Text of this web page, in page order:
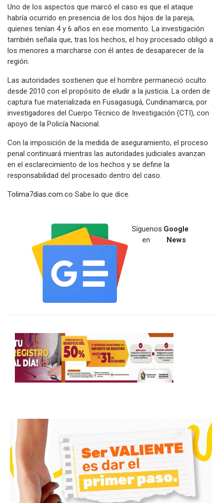
Uno de los aspectos que marcó el caso es que el ataque
habría ocurrido en presencia de los dos hijos de la pareja,
quienes tenían 4 y 6 años en ese momento. La investigación
también señala que, tras los hechos, el hoy procesado obligó a
los menores a marcharse con él antes de desaparecer de la
región.
Las autoridades sostienen que el hombre permaneció oculto
desde 2010 con el propósito de eludir a la justicia. La orden de
captura fue materializada en Fusagasugá, Cundinamarca, por
investigadores del Cuerpo Técnico de Investigación (CTI), con
apoyo de la Policía Nacional.
Con la imposición de la medida de aseguramiento, el proceso
penal continuará mientras las autoridades judiciales avanzan
en el esclarecimiento de los hechos y se define la
responsabilidad del procesado dentro del caso.
Tolima7dias.com.co Sabe lo que dice.
Síguenos
en
Google
News